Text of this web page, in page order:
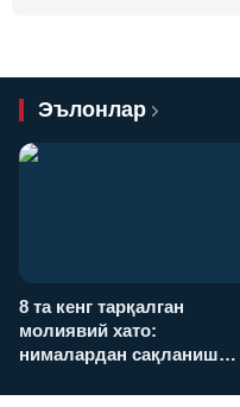
Эълонлар
8 та кенг тарқалган
молиявий хато:
нималардан сақланиш